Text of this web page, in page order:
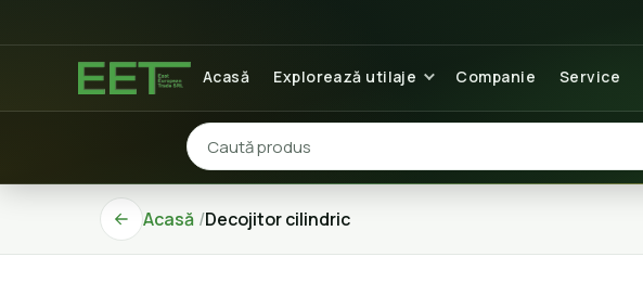
Acasă Explorează utilaje Companie Service
Acasă Decojitor cilindric